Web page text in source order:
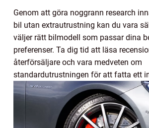
Genom att göra noggrann research
bil utan extrautrustning kan du vara
väljer rätt bilmodell som passar dina
preferenser. Ta dig tid att läsa
återförsäljare och vara medveten om
standardutrustningen för att fatta ett